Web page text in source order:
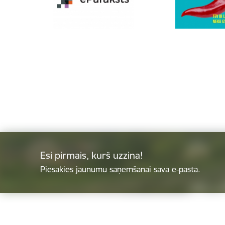
Esi pirmais, kurš uzzina!
Piesakies jaunumu saņemšanai savā e-pastā.